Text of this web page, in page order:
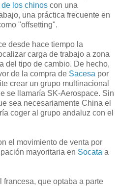
los chinos con una
una práctica frecuente en
"offsetting".
desde hace tiempo la
carga de trabajo a zona
del tipo de cambio. De hecho,
de la compra de Sacesa por
crear un grupo multinacional
se llamaría SK-Aerospace. Sin
sea necesariamente China el
coger al grupo andaluz con el
el movimiento de venta por
mayoritaria en Socata a
que optaba a parte